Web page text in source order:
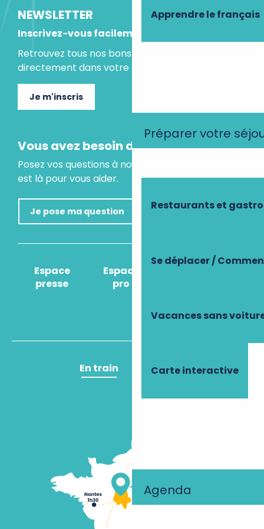
Apprendre le français
Préparer votre
Restaurants et
Se déplacer /
Vacances sans
Carte interactive
Agenda
NEWSLETTER
Inscrivez-vous facilement
Retrouvez tous nos bons plans et idées séjours
directement dans votre boite mail.
Je m'inscris
Vous avez besoin d'un conseil ?
Posez vos questions à notre assistant virtuel, il
est là pour vous aider.
Je pose ma question
Espace
presse
Espace
pro
Comment venir
En train En avion